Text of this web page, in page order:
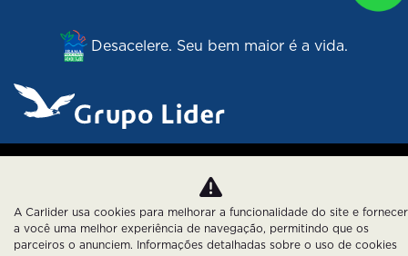
Desacelere. Seu bem maior é a vida.
Política de Privacidade
A Carlider usa cookies para melhorar a funcionalidade do site e fornecer
a você uma melhor experiência de navegação, permitindo que os
parceiros o anunciem. Informações detalhadas sobre o uso de cookies